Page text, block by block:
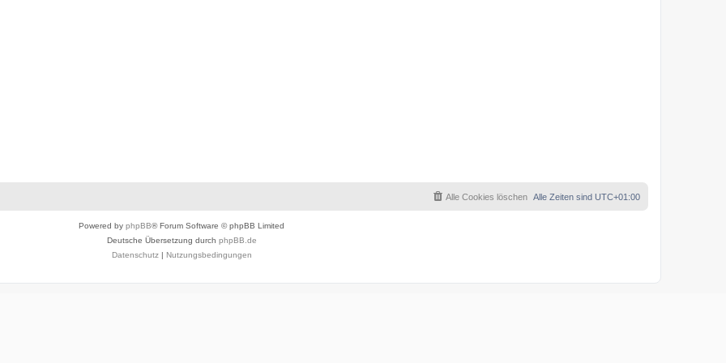
Alle Zeiten sind UTC+01:00
Alle Cookies löschen
Powered by phpBB® Forum Software © phpBB Limited
Deutsche Übersetzung durch phpBB.de
Datenschutz| Nutzungsbedingungen